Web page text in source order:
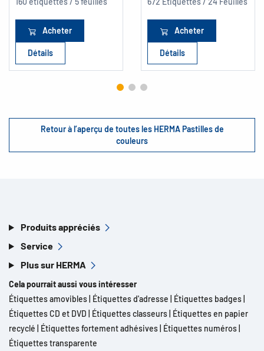
Acheter
Détails
Acheter
Détails
Retour à l’aperçu de toutes les HERMA Pastilles de
couleurs
Produits appréciés
Service
Plus sur HERMA
Cela pourrait aussi vous intéresser
Étiquettes amovibles Étiquettes d'adresse Étiquettes badges
Étiquettes CD et DVD
Étiquettes classeurs Étiquettes en papier
recyclé
Étiquettes fortement adhésives Étiquettes numéros
Étiquettes transparente